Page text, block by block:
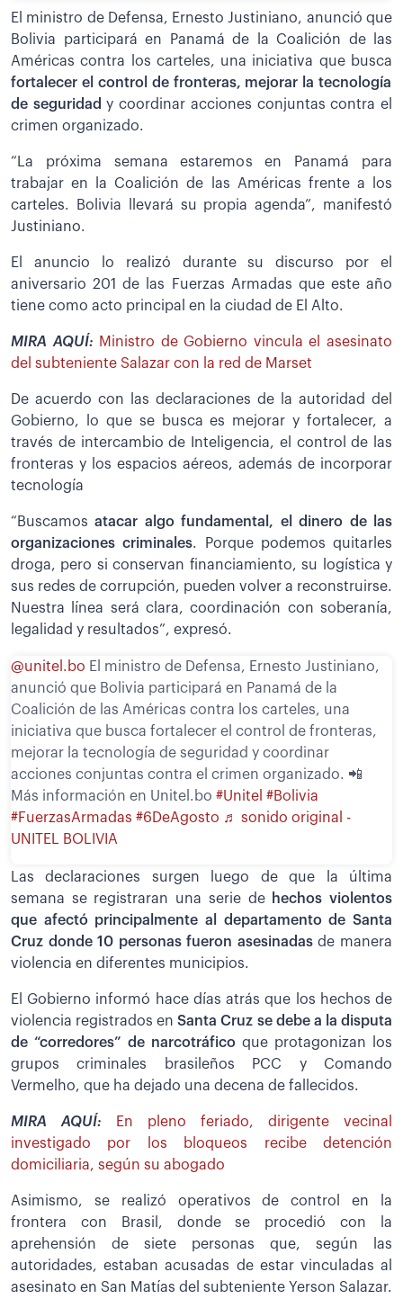
El ministro de Defensa, Ernesto Justiniano, anunció que
Bolivia participará en Panamá de la Coalición de las
Américas contra los carteles, una iniciativa que busca
fortalecer el control de fronteras, mejorar la tecnología
de seguridady coordinar acciones conjuntas contra el
crimen organizado.
“La próxima semana estaremos en Panamá para
trabajar en la Coalición de las Américas frente a los
carteles. Bolivia llevará su propia agenda”, manifestó
Justiniano.
El anuncio lo realizó durante su discurso por el
aniversario 201 de las Fuerzas Armadas que este año
tiene como acto principal en la ciudad de El Alto.
MIRA AQUÍ: Ministro de Gobierno vincula el asesinato
del subteniente Salazar con la red de Marset
De acuerdo con las declaraciones de la autoridad del
Gobierno, lo que se busca es mejorar y fortalecer, a
través de intercambio de Inteligencia, el control de las
fronteras y los espacios aéreos, además de incorporar
tecnología
“Buscamos atacar algo fundamental, el dinero de las
organizaciones criminales. Porque podemos quitarles
droga, pero si conservan financiamiento, su logística y
sus redes de corrupción, pueden volver a reconstruirse.
Nuestra línea será clara, coordinación con soberanía,
legalidad y resultados”, expresó.
@unitel.bo El ministro de Defensa, Ernesto Justiniano,
anunció que Bolivia participará en Panamá de la
Coalición de las Américas contra los carteles, una
iniciativa que busca fortalecer el control de fronteras,
mejorar la tecnología de seguridad y coordinar
acciones conjuntas contra el crimen organizado. 📲
Más información en Unitel.bo #Unitel #Bolivia
#FuerzasArmadas #6DeAgosto ♬ sonido original -
UNITEL BOLIVIA
Las declaraciones surgen luego de que la última
semana se registraran una serie dehechos violentos
que afectó principalmente al departamento de Santa
Cruz donde 10 personas fueron asesinadasde manera
violencia en diferentes municipios.
El Gobierno informó hace días atrás que los hechos de
violencia registrados en Santa Cruz se debe a la disputa
de “corredores” de narcotráfico que protagonizan los
grupos criminales brasileños PCC y Comando
Vermelho, que ha dejado una decena de fallecidos.
MIRA AQUÍ:
En pleno feriado, dirigente vecinal
investigado por los bloqueos recibe detención
domiciliaria, según su abogado
Asimismo, se realizó operativos de control en la
frontera con Brasil, donde se procedió con la
aprehensión de siete personas que, según las
autoridades, estaban acusadas de estar vinculadas al
asesinato en San Matías del subteniente Yerson Salazar.